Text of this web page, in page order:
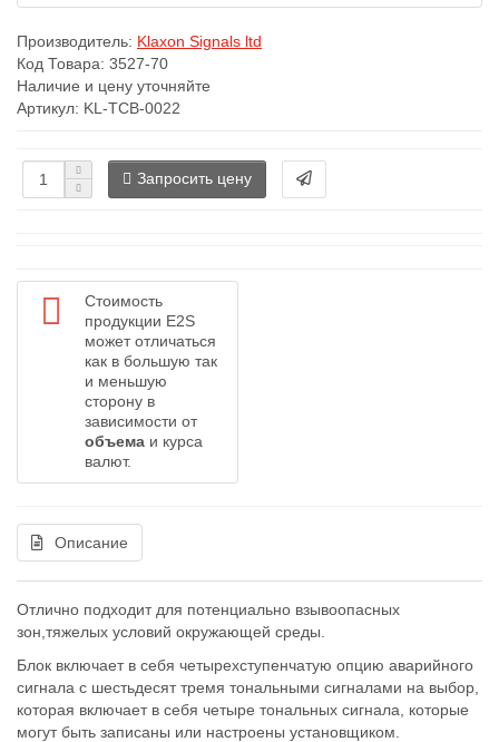
Производитель: Klaxon Signals ltd
Код Товара: 3527-70
Наличие и цену уточняйте
Артикул: KL-TCB-0022
Запросить цену
Стоимость
продукции E2S
может отличаться
как в большую так
и меньшую
сторону в
зависимости от
объема и курса
валют.
Описание
Отлично подходит для потенциально взывоопасных
зон,тяжелых условий окружающей среды.
Блок включает в себя четырехступенчатую опцию аварийного
сигнала с шестьдесят тремя тональными сигналами на выбор,
которая включает в себя четыре тональных сигнала, которые
могут быть записаны или настроены установщиком.